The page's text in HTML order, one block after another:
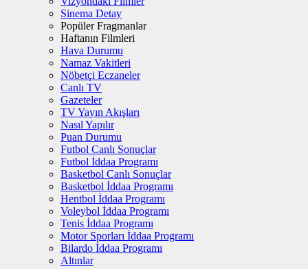
Sinema Detay
Popüler Fragmanlar
Haftanın Filmleri
Hava Durumu
Namaz Vakitleri
Nöbetçi Eczaneler
Canlı TV
Gazeteler
TV Yayın Akışları
Nasıl Yapılır
Puan Durumu
Futbol Canlı Sonuçlar
Futbol İddaa Programı
Basketbol Canlı Sonuçlar
Basketbol İddaa Programı
Hentbol İddaa Programı
Voleybol İddaa Programı
Tenis İddaa Programı
Motor Sporları İddaa Programı
Bilardo İddaa Programı
Altınlar